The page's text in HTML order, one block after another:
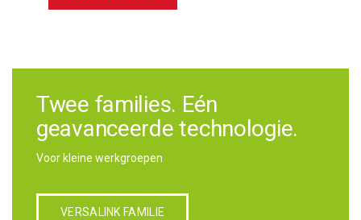
Twee families. Eén
geavanceerde technologie.
Voor kleine werkgroepen
VERSALINK FAMILIE